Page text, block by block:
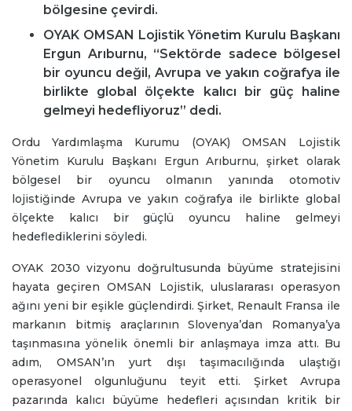
bölgesine çevirdi.
OYAK OMSAN Lojistik Yönetim Kurulu Başkanı
Ergun Arıburnu, “Sektörde sadece bölgesel
bir oyuncu değil, Avrupa ve yakın coğrafya ile
birlikte global ölçekte kalıcı bir güç haline
gelmeyi hedefliyoruz” dedi.
Ordu Yardımlaşma Kurumu (OYAK) OMSAN Lojistik
Yönetim Kurulu Başkanı Ergun Arıburnu, şirket olarak
bölgesel bir oyuncu olmanın yanında otomotiv
lojistiğinde Avrupa ve yakın coğrafya ile birlikte global
ölçekte kalıcı bir güçlü oyuncu haline gelmeyi
hedeflediklerini söyledi.
OYAK 2030 vizyonu doğrultusunda büyüme stratejisini
hayata geçiren OMSAN Lojistik, uluslararası operasyon
ağını yeni bir eşikle güçlendirdi. Şirket, Renault Fransa ile
markanın bitmiş araçlarının Slovenya’dan Romanya’ya
taşınmasına yönelik önemli bir anlaşmaya imza attı. Bu
adım, OMSAN’ın yurt dışı taşımacılığında ulaştığı
operasyonel olgunluğunu teyit etti. Şirket Avrupa
pazarında kalıcı büyüme hedefleri açısından kritik bir